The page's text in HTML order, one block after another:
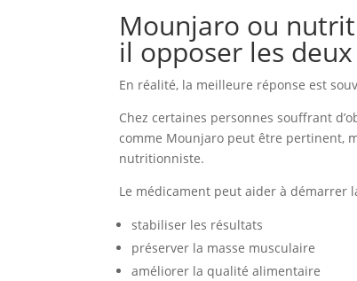
Mounjaro ou
il opposer les deux
En réalité, la meilleure réponse est
Chez certaines personnes souffrant
comme Mounjaro peut être pertinent,
nutritionniste.
Le médicament peut aider à démarrer
stabiliser les résultats
préserver la masse musculaire
améliorer la qualité alimentaire